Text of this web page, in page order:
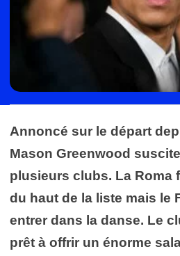
Annoncé sur le départ
Mason Greenwood
plusieurs clubs. La Roma
du haut de la liste mais le
entrer dans la danse. Le
prêt à offrir un énorme